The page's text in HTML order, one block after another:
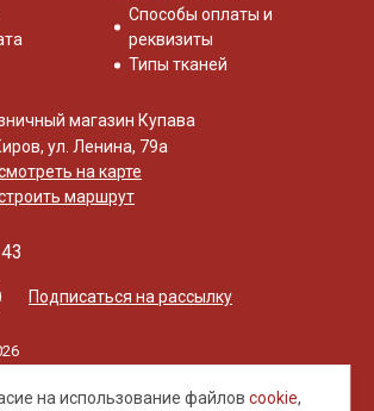
на использование файловcookie,
Способы оплаты и
реквизиты
Типы тканей
магазин Купава
ул. Ленина, 79а
на карте
маршрут
Подписаться на рассылку
не является публичной